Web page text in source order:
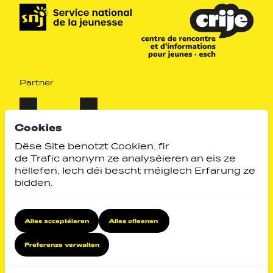
Cookies
Dëse Site benotzt Cookien, fir
de Trafic anonym ze analyséieren an eis ze
hëllefen, Iech déi bescht méiglech Erfarung ze
bidden.
Alles acceptéieren Alles ofleenen
Preferenze verwalten
Partner
Identity by Website by